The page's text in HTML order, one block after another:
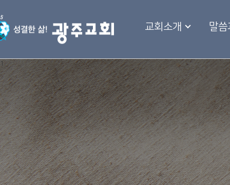
교회소개 말씀
1